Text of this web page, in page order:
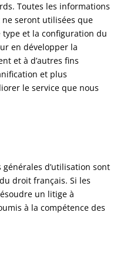
Toutes les informations
seront utilisées que
et la configuration du
en développer la
et à d’autres fins
et plus
le service que nous
d’utilisation sont
droit français. Si les
un litige à
à la compétence des